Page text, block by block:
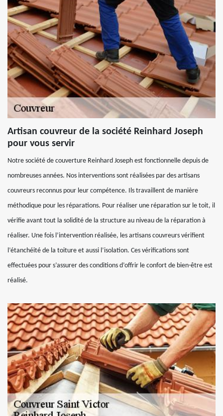
Artisan couvreur de la société Reinhard Joseph
pour vous servir
Notre société de couverture Reinhard Joseph est fonctionnelle depuis de
nombreuses années. Nos interventions sont réalisées par des artisans
couvreurs reconnus pour leur compétence. Ils travaillent de manière
méthodique pour les réparations. Pour réaliser une réparation sur le toit, il
vérifie avant tout la solidité de la structure au niveau de la réparation à
réaliser. Une fois l’intervention réalisée, les artisans couvreurs vérifient
l’étanchéité de la toiture et aussi l’isolation. Ces vérifications sont
effectuées pour s’assurer des conditions d’offrir le confort de bien-être est
réalisé.